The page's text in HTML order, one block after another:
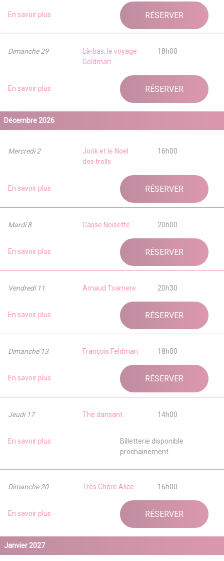
En savoir plus RÉSERVER
Dimanche 29
Là-bas, le voyage
Goldman
18h00
En savoir plus RÉSERVER
Décembre 2026
Mercredi 2
Jorik et le Noël
des trolls
16h00
En savoir plus RÉSERVER
Mardi 8 Casse Noisette 20h00
En savoir plus RÉSERVER
Vendredi 11 Arnaud Tsamere 20h30
En savoir plus RÉSERVER
Dimanche 13 François Feldman 18h00
En savoir plus RÉSERVER
Jeudi 17 Thé dansant 14h00
En savoir plus
Billetterie disponible
prochainement
Dimanche 20 Très Chère Alice 16h00
En savoir plus RÉSERVER
Janvier 2027